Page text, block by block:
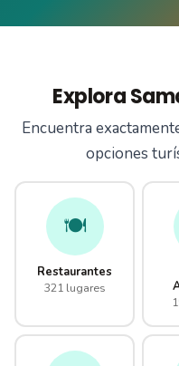
Explora
Encuentra
opciones
🍽️
Restaurantes
321 lugares